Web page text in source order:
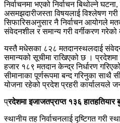
निर्वाचनमा भएको निर्वाचन बिथोल्ने
असमझदारीजस्ता विषयलाई विश्लेषण
सिफारिसअनुसार नै निर्वाचन आयोगले
संवेदनशील र समान्य गरी वर्गीकरण गरेको
यस्तै मधेसका ८२८ मतदानस्थलदाई
समान्यको सूचीमा राखिएको छ ।
हजार १८९ मतदान केन्द्र निर्धारण
सीमानाका पूर्णरूपमा बन्द गरिनुका साथै
योजना रहेको प्रदेश प्रहरी कार्यालयले
प्रदेशमा इजाजतप्राप्त १३६ हातहतियार
स्थानीय तह निर्वाचनलाई दृष्टिगत गरी